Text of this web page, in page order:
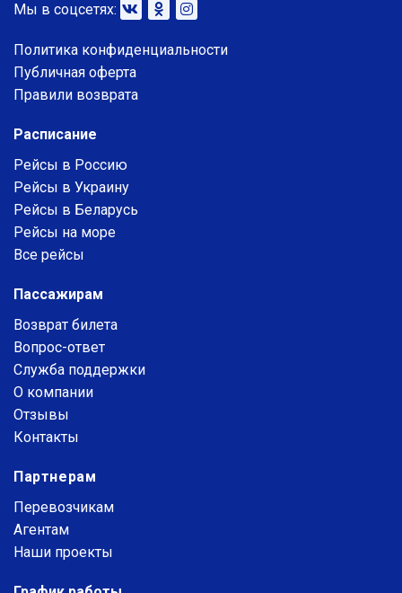
Мы в соцсетях:
Политика конфиденциальности
Публичная оферта
Правили возврата
Расписание
Рейсы в Россию
Рейсы в Украину
Рейсы в Беларусь
Рейсы на море
Все рейсы
Пассажирам
Возврат билета
Вопрос-ответ
Служба поддержки
О компании
Отзывы
Контакты
Партнерам
Перевозчикам
Агентам
Наши проекты